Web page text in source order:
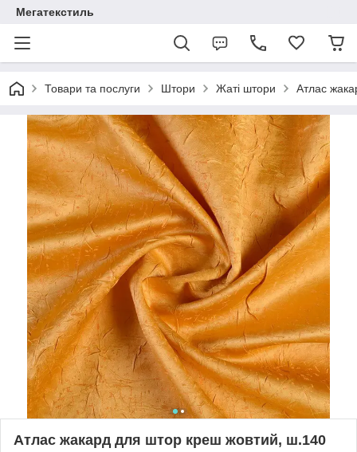
Мегатекстиль
Товари та послуги Штори Жаті штори Атлас
Атлас жакард для штор креш жовтий, ш.140